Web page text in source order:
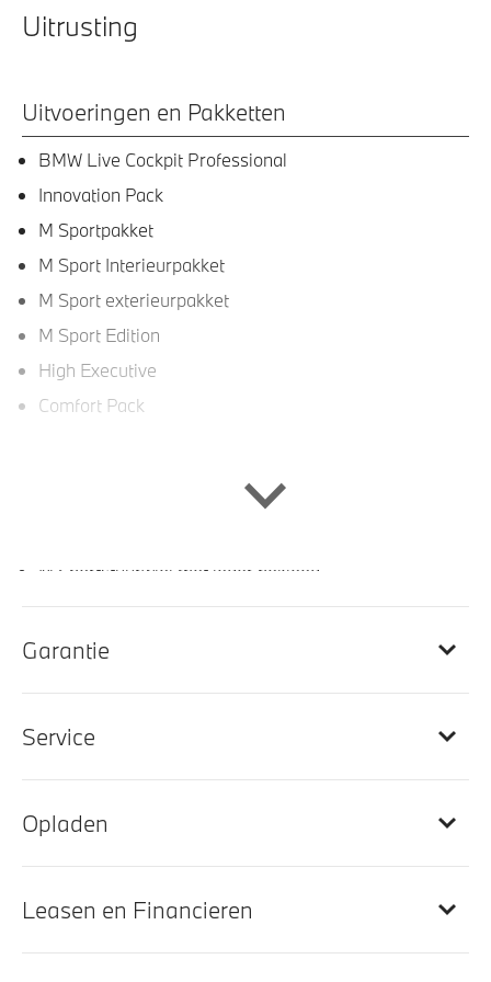
Uitrusting
Uitvoeringen en Pakketten
BMW Live Cockpit Professional
Innovation Pack
M Sportpakket
M Sport Interieurpakket
M Sport exterieurpakket
M Sport Edition
High Executive
Comfort Pack
M Sportstuurwiel met leder bekleed
Elektrisch verstelbare stoelen
Sportstoelen voor
Interieurlijsten Schwarz hoogglans
Elektrisch verwarmde voorstoelen
Automatische dimmende binnenspiegel
Garantie
Service
Opladen
Leasen en Financieren